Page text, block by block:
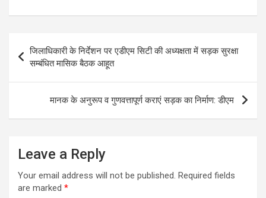
Post
navigation
जिलाधिकारी के निर्देशन पर एडीएम सिटी की अध्यक्षता में सड़क सुरक्षा
सम्बंधित मासिक बैठक आहूत
मानक के अनुरूप व गुणवत्तापूर्ण कराएं सड़क का निर्माण: डीएम
Leave a Reply
Your email address will not be published. Required fields
are marked *